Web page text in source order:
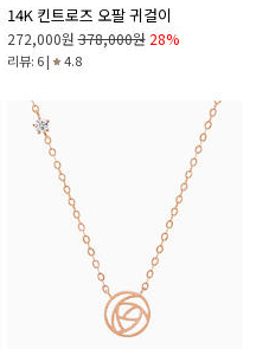
14K 킨트로즈 오팔 귀걸이
272,000원 378,000원 28%
리뷰: 6 | 4.8